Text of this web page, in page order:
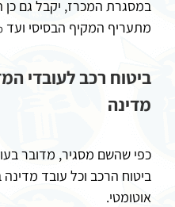
מתעריף המקיף הבסיסי ועד 100% מתעריף החובה.
ביטוח רכב לעובדי
מדינה
כפי שהשם מסגיר, מדובר
ביטוח הרכב וכל עובד
אוטומטי.